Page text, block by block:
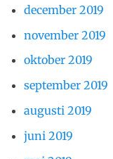
december 2019
november 2019
oktober 2019
september 2019
augusti 2019
juni 2019